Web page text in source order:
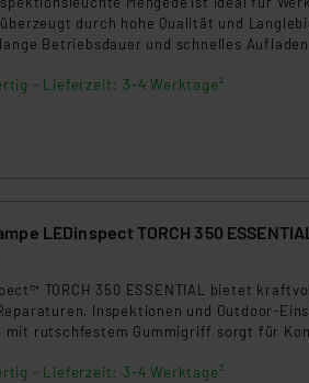
der EU. Dies
eingestuft wird. So besteht etwa
Dienstleistern stützt sich auf die
durch hohe Qualität und
Betriebsdauer und schnelles Aufladen
- Lieferzeit: 3-4 Werktage²
LEDinspect TORCH 350 ESSENTIAL
TORCH 350 ESSENTIAL bietet
Inspektionen und Outdoor-
mit rutschfestem Gummigriff sorgt für
an. Die IP44-Zertifizierung schützt
- Lieferzeit: 3-4 Werktage²